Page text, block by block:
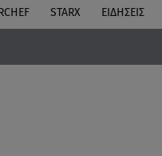
STARX ΕΙΔΉΣΕΙΣ